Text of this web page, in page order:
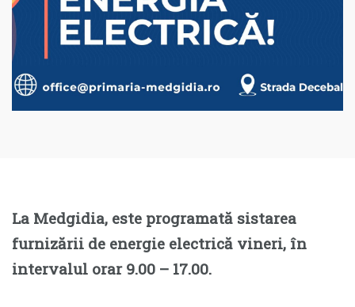
La Medgidia, este programată sistarea
furnizării de energie electrică vineri, în
intervalul orar 9.00 – 17.00.